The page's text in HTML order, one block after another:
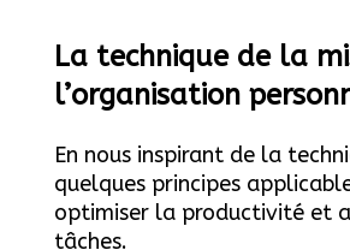
La technique de la
l’organisation
En nous inspirant de la
quelques principes
optimiser la productivité et
tâches.